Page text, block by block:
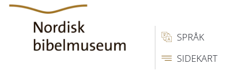
SPRÅK
SIDEKART